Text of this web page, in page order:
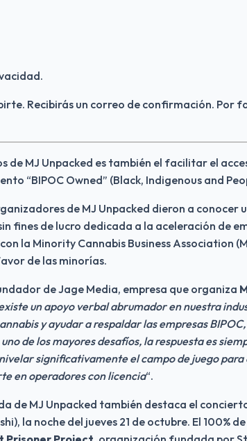
Recibirás un correo de confirmación. Por
de MJ Unpacked es también el facilitar el
“BIPOC Owned” (Black, Indigenous and
de MJ Unpacked dieron a conocer
fines de lucro dedicada a la aceleración de
la Minority Cannabis Business Association
de las minorías.
de Jage Media, empresa que organiza
un apoyo verbal abrumador en nuestra
y ayudar a respaldar las empresas
de los mayores desafíos, la respuesta es
significativamente el campo de juego
en operadores con licencia“.
de MJ Unpacked también destaca el
la noche del jueves 21 de octubre. El 100%